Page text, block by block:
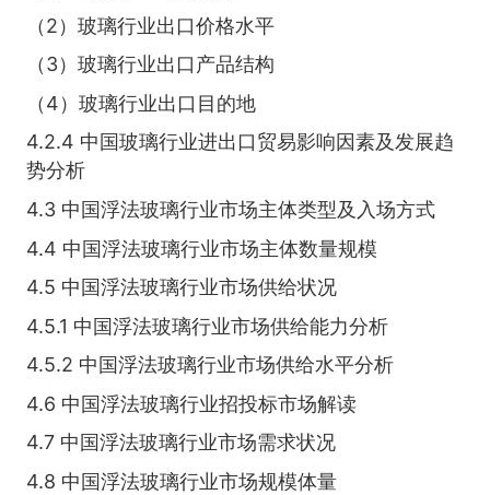
（2）玻璃行业出口价格水平
（3）玻璃行业出口产品结构
（4）玻璃行业出口目的地
4.2.4 中国玻璃行业进出口贸易影响因素及发展趋
势分析
4.3 中国浮法玻璃行业市场主体类型及入场方式
4.4 中国浮法玻璃行业市场主体数量规模
4.5 中国浮法玻璃行业市场供给状况
4.5.1 中国浮法玻璃行业市场供给能力分析
4.5.2 中国浮法玻璃行业市场供给水平分析
4.6 中国浮法玻璃行业招投标市场解读
4.7 中国浮法玻璃行业市场需求状况
4.8 中国浮法玻璃行业市场规模体量